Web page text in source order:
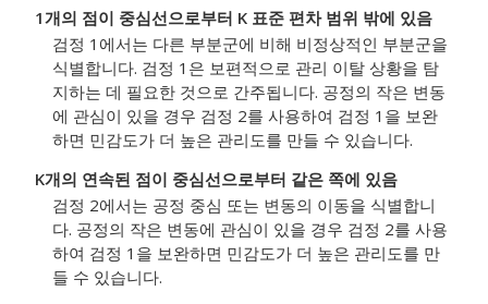
1개의 점이 중심선으로부터 K 표준 편차 범위 밖에 있음
검정 1에서는 다른 부분군에 비해 비정상적인 부분군을
식별합니다. 검정 1은 보편적으로 관리 이탈 상황을 탐
지하는 데 필요한 것으로 간주됩니다. 공정의 작은 변동
에 관심이 있을 경우 검정 2를 사용하여 검정 1을 보완
하면 민감도가 더 높은 관리도를 만들 수 있습니다.
K개의 연속된 점이 중심선으로부터 같은 쪽에 있음
검정 2에서는 공정 중심 또는 변동의 이동을 식별합니
다. 공정의 작은 변동에 관심이 있을 경우 검정 2를 사용
하여 검정 1을 보완하면 민감도가 더 높은 관리도를 만
들 수 있습니다.